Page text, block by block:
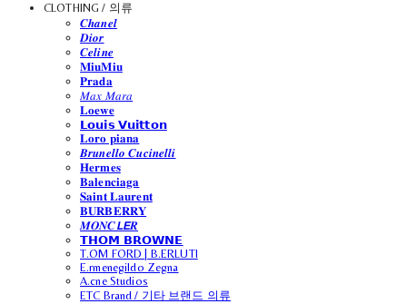
CLOTHING / 의류
𝑪𝒉𝒂𝒏𝒆𝒍
𝑫𝒊𝒐𝒓
𝑪𝒆𝒍𝒊𝒏𝒆
𝐌𝐢𝐮𝐌𝐢𝐮
𝐏𝐫𝐚𝐝𝐚
𝑀𝑎𝑥 𝑀𝑎𝑟𝑎
𝐋𝐨𝐞𝐰𝐞
𝗟𝗼𝘂𝗶𝘀 𝗩𝘂𝗶𝘁𝘁𝗼𝗻
𝐋𝐨𝐫𝐨 𝐩𝐢𝐚𝐧𝐚
𝑩𝒓𝒖𝒏𝒆𝒍𝒍𝒐 𝑪𝒖𝒄𝒊𝒏𝒆𝒍𝒍𝒊
𝐇𝐞𝐫𝐦𝐞𝐬
𝐁𝐚𝐥𝐞𝐧𝐜𝐢𝐚𝐠𝐚
𝐒𝐚𝐢𝐧𝐭 𝐋𝐚𝐮𝐫𝐞𝐧𝐭
𝐁𝐔𝐑𝐁𝐄𝐑𝐑𝐘
𝑴𝑶𝑵𝑪𝙇𝙀𝑹
𝗧𝗛𝗢𝗠 𝗕𝗥𝗢𝗪𝗡𝗘
T.OM FORD | B.ERLUTI
E.rmenegildo Zegna
A.cne Studios
ETC Brand / 기타 브랜드 의류